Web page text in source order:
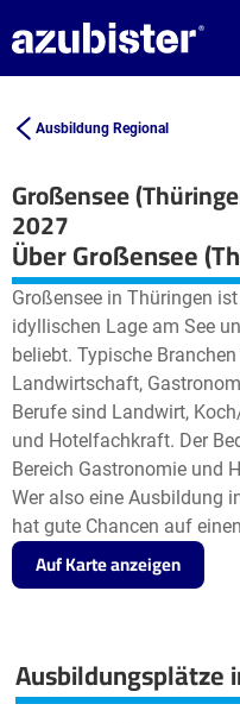
Ausbildung Regional
Großensee
2027
+
−
Über Großensee
Großensee in Thüringen
idyllischen Lage am See
beliebt. Typische
Landwirtschaft,
Berufe sind Landwirt,
und Hotelfachkraft. Der
Bereich Gastronomie und
Wer also eine Ausbildung
hat gute Chancen auf
Auf Karte anzeigen
Ausbildungsplätze